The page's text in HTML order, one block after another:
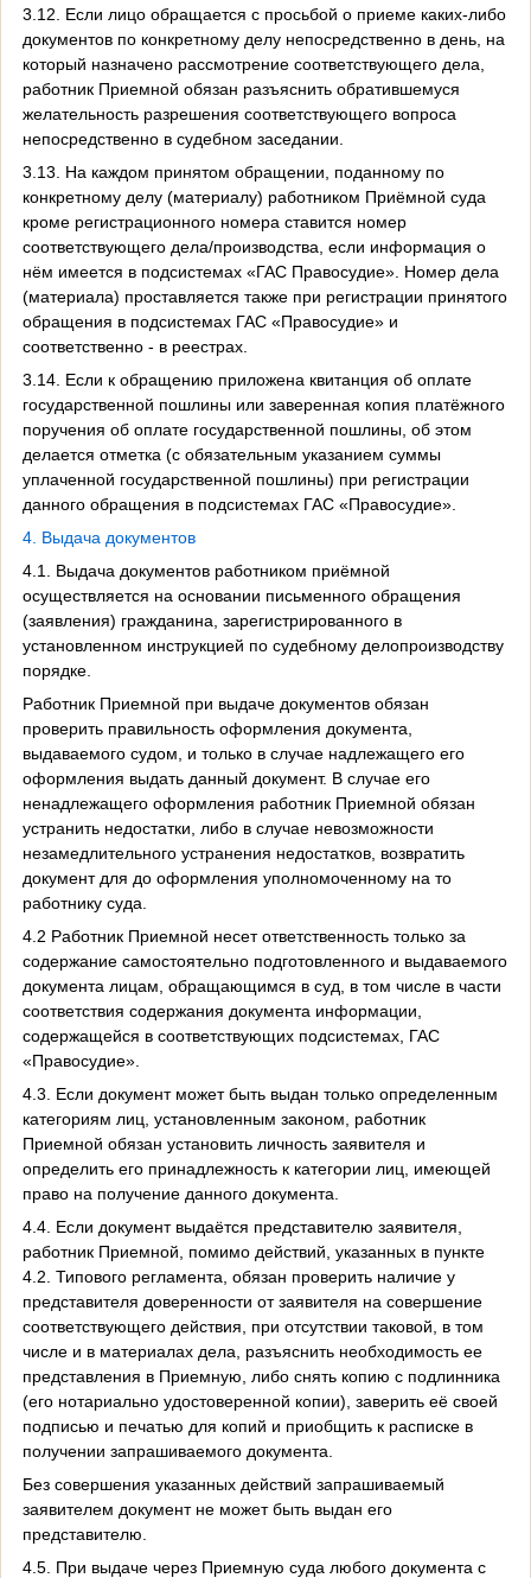
3.12. Если лицо обращается с просьбой о приеме каких-либо
документов по конкретному делу непосредственно в день, на
который назначено рассмотрение соответствующего дела,
работник Приемной обязан разъяснить обратившемуся
желательность разрешения соответствующего вопроса
непосредственно в судебном заседании.
3.13. На каждом принятом обращении, поданному по
конкретному делу (материалу) работником Приёмной суда
кроме регистрационного номера ставится номер
соответствующего дела/производства, если информация о
нём имеется в подсистемах «ГАС Правосудие». Номер дела
(материала) проставляется также при регистрации принятого
обращения в подсистемах ГАС «Правосудие» и
соответственно - в реестрах.
3.14. Если к обращению приложена квитанция об оплате
государственной пошлины или заверенная копия платёжного
поручения об оплате государственной пошлины, об этом
делается отметка (с обязательным указанием суммы
уплаченной государственной пошлины) при регистрации
данного обращения в подсистемах ГАС «Правосудие».
4. Выдача документов
4.1. Выдача документов работником приёмной
осуществляется на основании письменного обращения
(заявления) гражданина, зарегистрированного в
установленном инструкцией по судебному делопроизводству
порядке.
Работник Приемной при выдаче документов обязан
проверить правильность оформления документа,
выдаваемого судом, и только в случае надлежащего его
оформления выдать данный документ. В случае его
ненадлежащего оформления работник Приемной обязан
устранить недостатки, либо в случае невозможности
незамедлительного устранения недостатков, возвратить
документ для до оформления уполномоченному на то
работнику суда.
4.2 Работник Приемной несет ответственность только за
содержание самостоятельно подготовленного и выдаваемого
документа лицам, обращающимся в суд, в том числе в части
соответствия содержания документа информации,
содержащейся в соответствующих подсистемах, ГАС
«Правосудие».
4.3. Если документ может быть выдан только определенным
категориям лиц, установленным законом, работник
Приемной обязан установить личность заявителя и
определить его принадлежность к категории лиц, имеющей
право на получение данного документа.
4.4. Если документ выдаётся представителю заявителя,
работник Приемной, помимо действий, указанных в пункте
4.2. Типового регламента, обязан проверить наличие у
представителя доверенности от заявителя на совершение
соответствующего действия, при отсутствии таковой, в том
числе и в материалах дела, разъяснить необходимость ее
представления в Приемную, либо снять копию с подлинника
(его нотариально удостоверенной копии), заверить её своей
подписью и печатью для копий и приобщить к расписке в
получении запрашиваемого документа.
Без совершения указанных действий запрашиваемый
заявителем документ не может быть выдан его
представителю.
4.5. При выдаче через Приемную суда любого документа с